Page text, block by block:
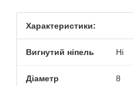
Характеристики:
Вигнутий ніпель Ні
Діаметр 8